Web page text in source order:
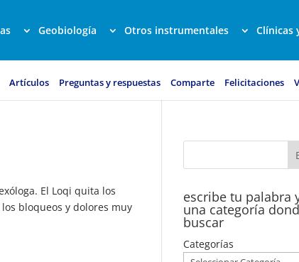
Geobiología Otros instrumentales
Clínicas
Artículos Preguntas y respuestas Comparte Felicitaciones
El Loqi quita los
bloqueos y dolores muy
escribe tu palabra
una categoría
buscar
Categorías